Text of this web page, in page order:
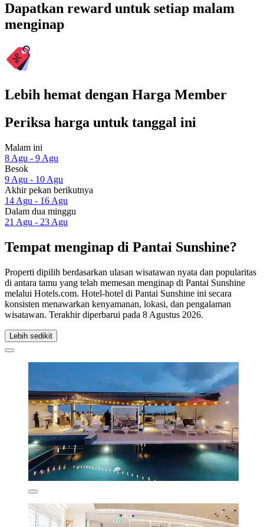
Dapatkan reward untuk setiap malam
menginap
Lebih hemat dengan Harga Member
Periksa harga untuk tanggal ini
Malam ini
8 Agu - 9 Agu
Besok
9 Agu - 10 Agu
Akhir pekan berikutnya
14 Agu - 16 Agu
Dalam dua minggu
21 Agu - 23 Agu
Tempat menginap di Pantai Sunshine?
Properti dipilih berdasarkan ulasan wisatawan nyata dan popularitas
di antara tamu yang telah memesan menginap di Pantai Sunshine
melalui Hotels.com. Hotel-hotel di Pantai Sunshine ini secara
konsisten menawarkan kenyamanan, lokasi, dan pengalaman
wisatawan. Terakhir diperbarui pada 8 Agustus 2026.
Lebih sedikit